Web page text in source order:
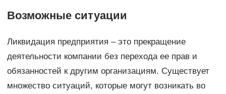
Возможные ситуации
Ликвидация предприятия – это прекращение
деятельности компании без перехода ее прав и
обязанностей к другим организациям. Существует
множество ситуаций, которые могут возникать во